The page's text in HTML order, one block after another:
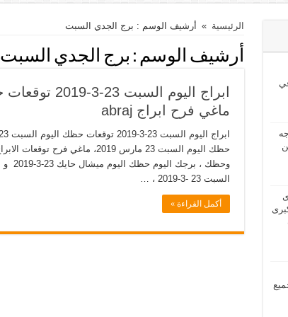
الرئيسية » أرشيف الوسم : برج الجدي السبت
أرشيف الوسم : برج الجدي السبت
ماغي فرح ابراج abraj
السبت 23 -3-2019 ، …
أكمل القراءة »
بحاجه
لدى
جميع